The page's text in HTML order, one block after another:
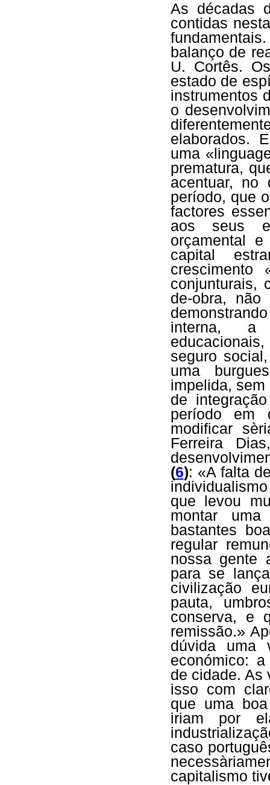
As décadas
contidas
balanço de
U. Cortês.
estado de
instrumentos
o
elaborados.
uma
prematura,
acentuar, no
período, que
factores
aos seus
orçamental
capital
crescimento
conjunturais,
de-obra,
interna, a
seguro
uma
impelida,
de
período em
modificar
Ferreira
(6): «A falta
que levou
montar
bastantes
regular
nossa gente
para se
civilização
pauta,
conserva, e
remissão.»
dúvida uma
económico:
de cidade. As
isso com
que uma
iriam por
caso
capitalismo